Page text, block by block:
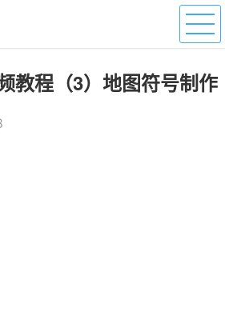
教程（3）地图符号制作